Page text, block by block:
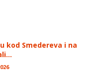
kod Smedereva i na